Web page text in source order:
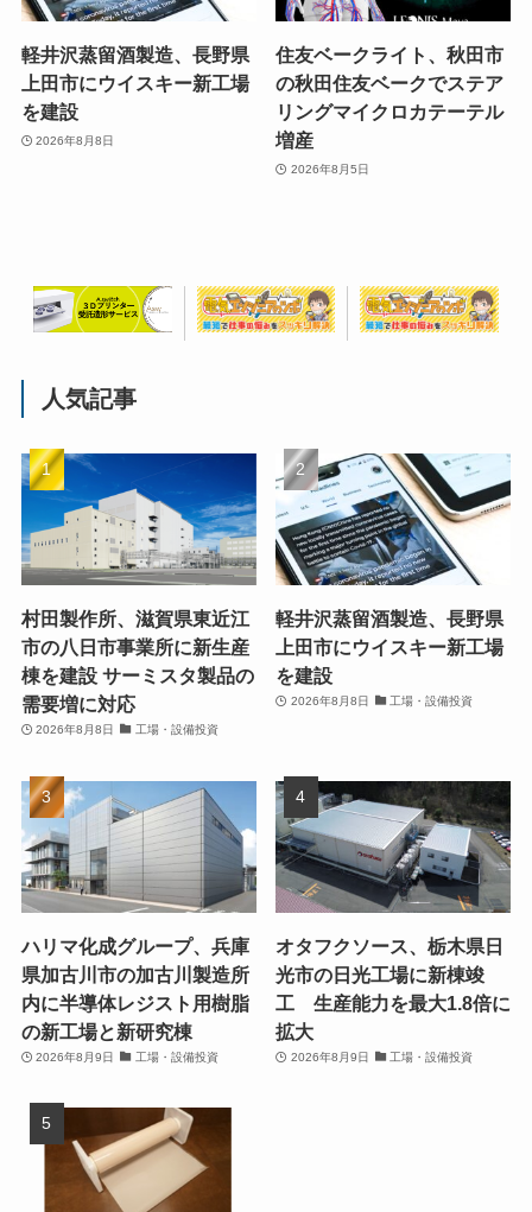
軽井沢蒸留酒製造、長野県
上田市にウイスキー新工場
を建設
2026年8月8日
住友ベークライト、秋田市
の秋田住友ベークでステア
リングマイクロカテーテル
増産
2026年8月5日
人気記事
村田製作所、滋賀県東近江
市の八日市事業所に新生産
棟を建設 サーミスタ製品の
需要増に対応
2026年8月8日 工場・設備投資
軽井沢蒸留酒製造、長野県
上田市にウイスキー新工場
を建設
2026年8月8日 工場・設備投資
ハリマ化成グループ、兵庫
県加古川市の加古川製造所
内に半導体レジスト用樹脂
の新工場と新研究棟
2026年8月9日 工場・設備投資
オタフクソース、栃木県日
光市の日光工場に新棟竣
工 生産能力を最大1.8倍に
拡大
2026年8月9日 工場・設備投資